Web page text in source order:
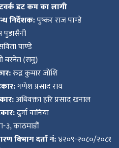
डट कम का लागी
निर्देशक:पुष्कर राज पाण्डे
पुडासैनी
पाण्डे
बस्नेत (सवु)
रुद्र कुमार जोशि
गणेश प्रसाद राय
अधिवक्ता हरि प्रसाद खनाल
दुर्गा वानिया
३, काठमाडौं
बिभाग दर्ता नं:४२०९-२०८०/२०८१